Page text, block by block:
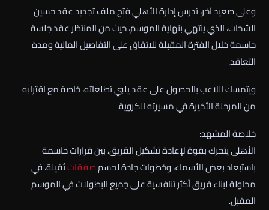
وعلى صعيد آخر، تدرس إدارة الأهلي فتح ملف تجديد عقد حسين
الشحات، الذي ينتهي بنهاية الموسم، حيث من المنتظر عقد جلسة
حاسمة خلال الفترة المقبلة للاتفاق على التفاصيل المالية ومدة
التعاقد.
ويتمسك اللاعب بالحصول على عقد يلبي تطلعاته، خاصة مع اقترابه
من المرحلة الأخيرة في مسيرته الكروية.
خلاصة المشهد:
الأهلي يتحرك بقوة لإعادة تشكيل الفريق، بين قرارات حاسمة
باستبعاد بعض الأسماء، وخطوات جادة لحسمصفقاتثقيلة، في
محاولة لبناء فريق أكثر تنافسية على جميع البطولات في الموسم
المقبل.